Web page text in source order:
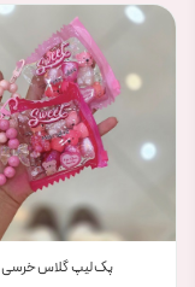
پک لیپ گلاس خرسی